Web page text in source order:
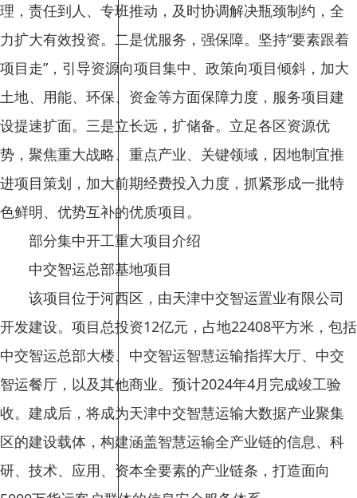
理，责任到人、专班推动，及时协调解决瓶颈制约，全
力扩大有效投资。二是优服务，强保障。坚持“要素跟着
项目走”，引导资源向项目集中、政策向项目倾斜，加大
土地、用能、环保、资金等方面保障力度，服务项目建
设提速扩面。三是立长远，扩储备。立足各区资源优
势，聚焦重大战略、重点产业、关键领域，因地制宜推
进项目策划，加大前期经费投入力度，抓紧形成一批特
色鲜明、优势互补的优质项目。
部分集中开工重大项目介绍
中交智运总部基地项目
该项目位于河西区，由天津中交智运置业有限公司
开发建设。项目总投资12亿元，占地22408平方米，包括
中交智运总部大楼、中交智运智慧运输指挥大厅、中交
智运餐厅，以及其他商业。预计2024年4月完成竣工验
收。建成后，将成为天津中交智慧运输大数据产业聚集
区的建设载体，构建涵盖智慧运输全产业链的信息、科
研、技术、应用、资本全要素的产业链条，打造面向